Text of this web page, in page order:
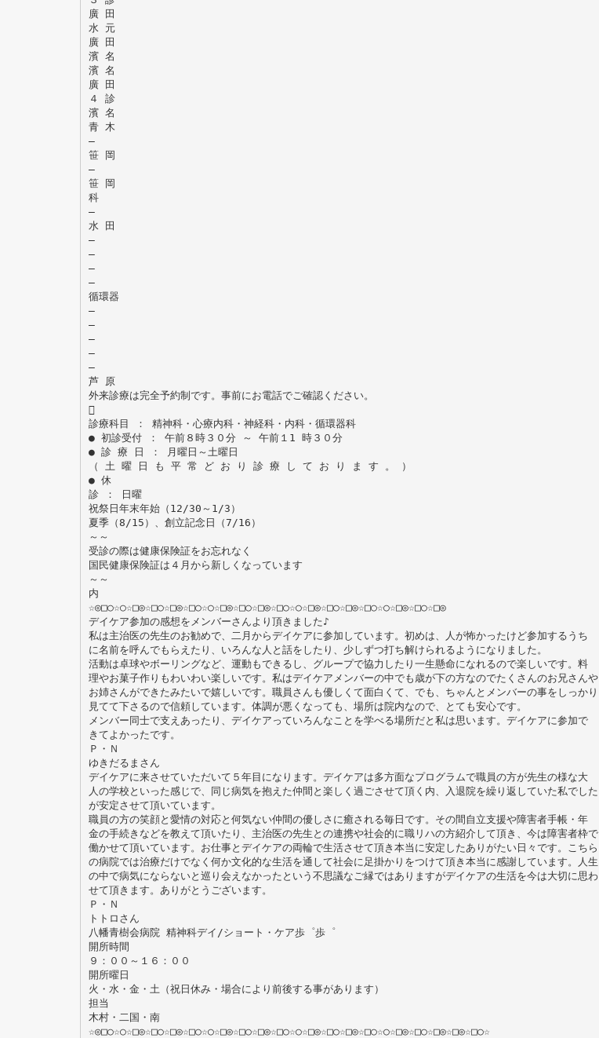
廣 田
水 元
廣 田
濱 名
濱 名
廣 田
４ 診
濱 名
青 木
―
笹 岡
―
笹 岡
科
―
水 田
―
―
―
―
循環器
―
―
―
―
―
芦 原
外来診療は完全予約制です。事前にお電話でご確認ください。

診療科目 ： 精神科・心療内科・神経科・内科・循環器科
● 初診受付 ： 午前８時３０分 ～ 午前１1 時３０分
● 診 療 日 ： 月曜日～土曜日
（ 土 曜 日 も 平 常 ど お り 診 療 し て お り ま す 。 ）
● 休
診 ： 日曜
祝祭日年末年始（12/30～1/3）
夏季（8/15）、創立記念日（7/16）
～～
受診の際は健康保険証をお忘れなく
国民健康保険証は４月から新しくなっています
～～
内
☆◎□○☆○☆□◎☆□○☆□◎☆□○☆○☆□◎☆□○☆□◎☆□○☆○☆□◎☆□○☆□◎☆□○☆○☆□◎☆□○☆□◎
デイケア参加の感想をメンバーさんより頂きました♪
私は主治医の先生のお勧めで、二月からデイケアに参加しています。初めは、人が怖かったけど参加するうち
に名前を呼んでもらえたり、いろんな人と話をしたり、少しずつ打ち解けられるようになりました。
活動は卓球やボーリングなど、運動もできるし、グループで協力したり一生懸命になれるので楽しいです。料
理やお菓子作りもわいわい楽しいです。私はデイケアメンバーの中でも歳が下の方なのでたくさんのお兄さんや
お姉さんができたみたいで嬉しいです。職員さんも優しくて面白くて、でも、ちゃんとメンバーの事をしっかり
見てて下さるので信頼しています。体調が悪くなっても、場所は院内なので、とても安心です。
メンバー同士で支えあったり、デイケアっていろんなことを学べる場所だと私は思います。デイケアに参加で
きてよかったです。
Ｐ・Ｎ
ゆきだるまさん
デイケアに来させていただいて５年目になります。デイケアは多方面なプログラムで職員の方が先生の様な大
人の学校といった感じで、同じ病気を抱えた仲間と楽しく過ごさせて頂く内、入退院を繰り返していた私でした
が安定させて頂いています。
職員の方の笑顔と愛情の対応と何気ない仲間の優しさに癒される毎日です。その間自立支援や障害者手帳・年
金の手続きなどを教えて頂いたり、主治医の先生との連携や社会的に職リハの方紹介して頂き、今は障害者枠で
働かせて頂いています。お仕事とデイケアの両輪で生活させて頂き本当に安定したありがたい日々です。こちら
の病院では治療だけでなく何か文化的な生活を通して社会に足掛かりをつけて頂き本当に感謝しています。人生
の中で病気にならないと巡り会えなかったという不思議なご縁ではありますがデイケアの生活を今は大切に思わ
せて頂きます。ありがとうございます。
Ｐ・Ｎ
トトロさん
八幡青樹会病院 精神科デイ/ショート・ケア歩゜歩゜
開所時間
９：００～１６：００
開所曜日
火・水・金・土（祝日休み・場合により前後する事があります）
担当
木村・二国・南
☆◎□○☆○☆□◎☆□○☆□◎☆□○☆○☆□◎☆□○☆□◎☆□○☆○☆□◎☆□○☆□◎☆□○☆○☆□◎☆□○☆□◎☆□◎☆□○☆